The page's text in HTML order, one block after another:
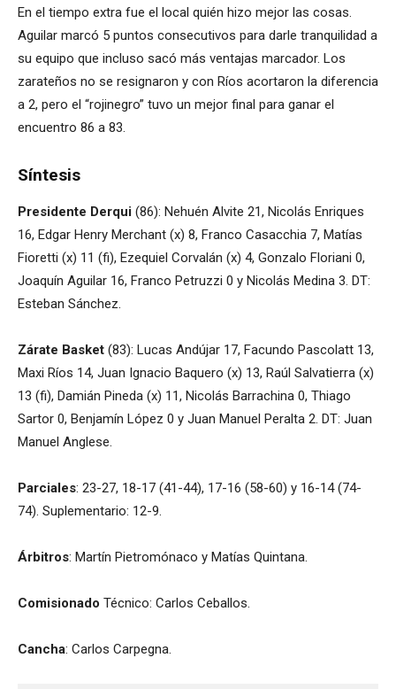
En el tiempo extra fue el local quién hizo mejor las cosas.
Aguilar marcó 5 puntos consecutivos para darle tranquilidad a
su equipo que incluso sacó más ventajas marcador. Los
zarateños no se resignaron y con Ríos acortaron la diferencia
a 2, pero el “rojinegro” tuvo un mejor final para ganar el
encuentro 86 a 83.
Síntesis
Presidente Derqui (86): Nehuén Alvite 21, Nicolás Enriques
16, Edgar Henry Merchant (x) 8, Franco Casacchia 7, Matías
Fioretti (x) 11 (fi), Ezequiel Corvalán (x) 4, Gonzalo Floriani 0,
Joaquín Aguilar 16, Franco Petruzzi 0 y Nicolás Medina 3. DT:
Esteban Sánchez.
Zárate Basket (83): Lucas Andújar 17, Facundo Pascolatt 13,
Maxi Ríos 14, Juan Ignacio Baquero (x) 13, Raúl Salvatierra (x)
13 (fi), Damián Pineda (x) 11, Nicolás Barrachina 0, Thiago
Sartor 0, Benjamín López 0 y Juan Manuel Peralta 2. DT: Juan
Manuel Anglese.
Parciales: 23-27, 18-17 (41-44), 17-16 (58-60) y 16-14 (74-
74). Suplementario: 12-9.
Árbitros: Martín Pietromónaco y Matías Quintana.
Comisionado Técnico: Carlos Ceballos.
Cancha: Carlos Carpegna.